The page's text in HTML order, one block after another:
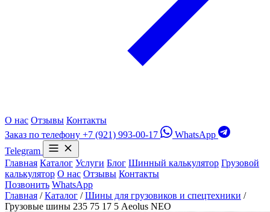
О нас Отзывы Контакты
Заказ по телефону +7 (921) 993-00-17
WhatsApp
Telegram
Главная Каталог Услуги Блог Шинный калькулятор Грузовой
калькулятор О нас Отзывы Контакты
Позвонить WhatsApp
Главная / Каталог / Шины для грузовиков и спецтехники /
Грузовые шины 235 75 17 5 Aeolus NEO